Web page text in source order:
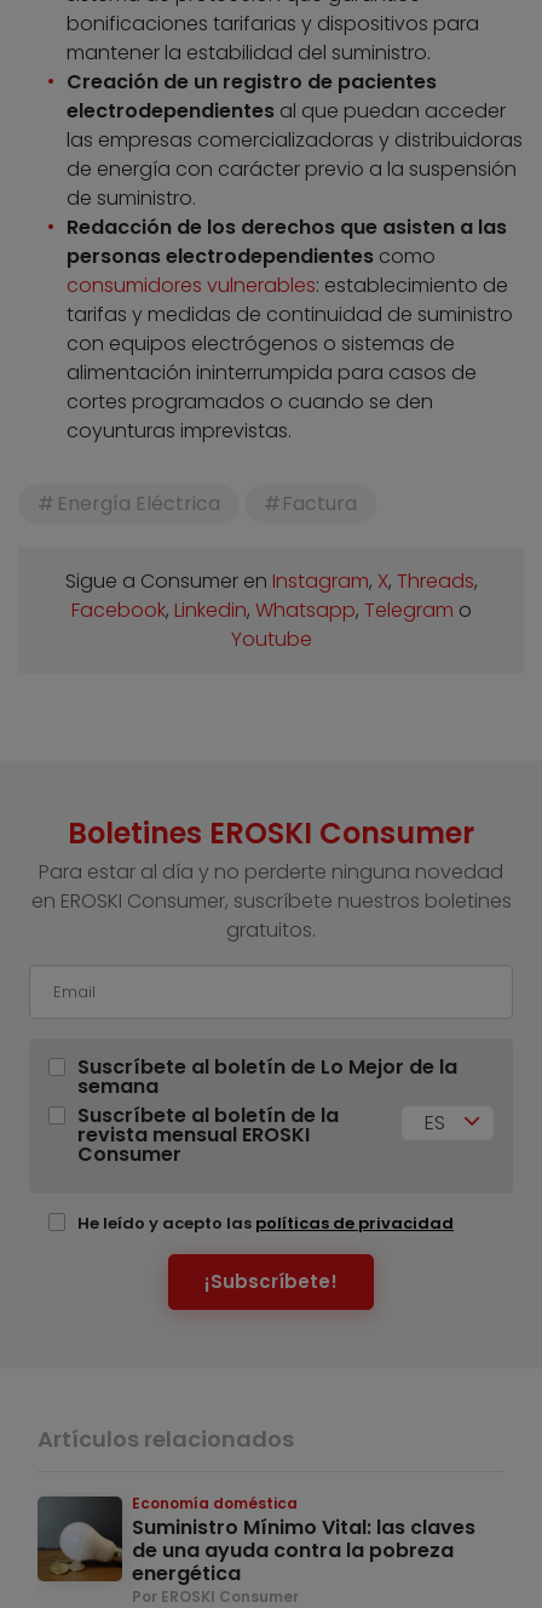
bonificaciones tarifarias y dispositivos para
mantener la estabilidad del suministro.
Creación de un registro de pacientes
electrodependientes al que puedan acceder
las empresas comercializadoras y distribuidoras
de energía con carácter previo a la suspensión
de suministro.
Redacción de los derechos que asisten a las
personas electrodependientes como
consumidores vulnerables: establecimiento de
tarifas y medidas de continuidad de suministro
con equipos electrógenos o sistemas de
alimentación ininterrumpida para casos de
cortes programados o cuando se den
coyunturas imprevistas.
Energía Eléctrica Factura
Sigue a Consumer en Instagram, X, Threads,
Facebook, Linkedin, Whatsapp, Telegram o
Youtube
Boletines EROSKI Consumer
Para estar al día y no perderte ninguna novedad
en EROSKI Consumer, suscríbete nuestros boletines
gratuitos.
Suscríbete al boletín de Lo Mejor de la
semana
Suscríbete al boletín de la
revista mensual EROSKI
Consumer
ES
He leído y acepto las políticas de privacidad
¡Subscríbete!
Artículos relacionados
Economía doméstica
Suministro Mínimo Vital: las claves
de una ayuda contra la pobreza
energética
Por EROSKI Consumer